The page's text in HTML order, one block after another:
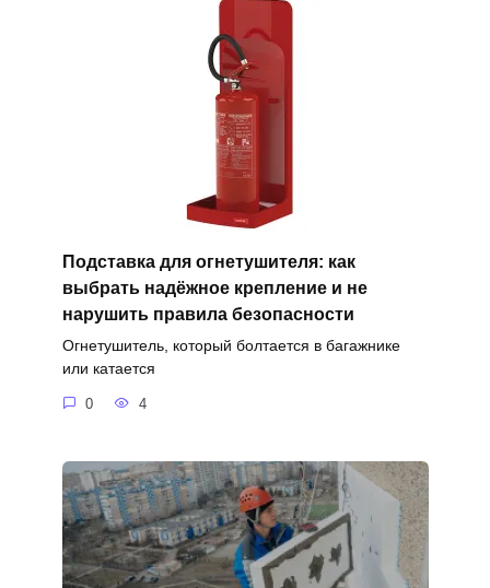
Подставка для огнетушителя: как
выбрать надёжное крепление и не
нарушить правила безопасности
Огнетушитель, который болтается в багажнике
или катается
0 4